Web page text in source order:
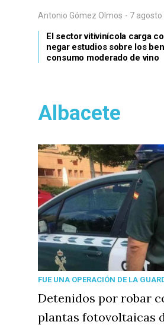
Antonio Gómez Olmos - 7 agosto
El sector vitivinícola carga
negar estudios sobre los
consumo moderado de vino
Albacete
FUE UNA OPERACIÓN DE LA
Detenidos por robar
plantas fotovoltaicas